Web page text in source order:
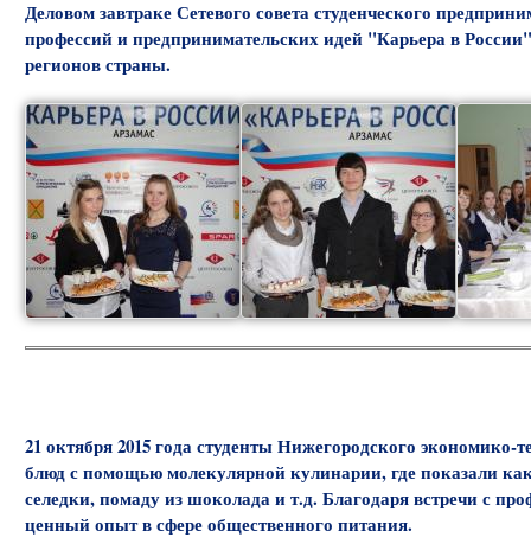
Деловом завтраке Сетевого совета студенческого
профессий и предпринимательских идей "Карьера в
регионов страны.
21 октября 2015 года студенты Нижегородского
блюд с помощью молекулярной кулинарии, где показали
селедки, помаду из шоколада и т.д. Благодаря встречи с
ценный опыт в сфере общественного питания.